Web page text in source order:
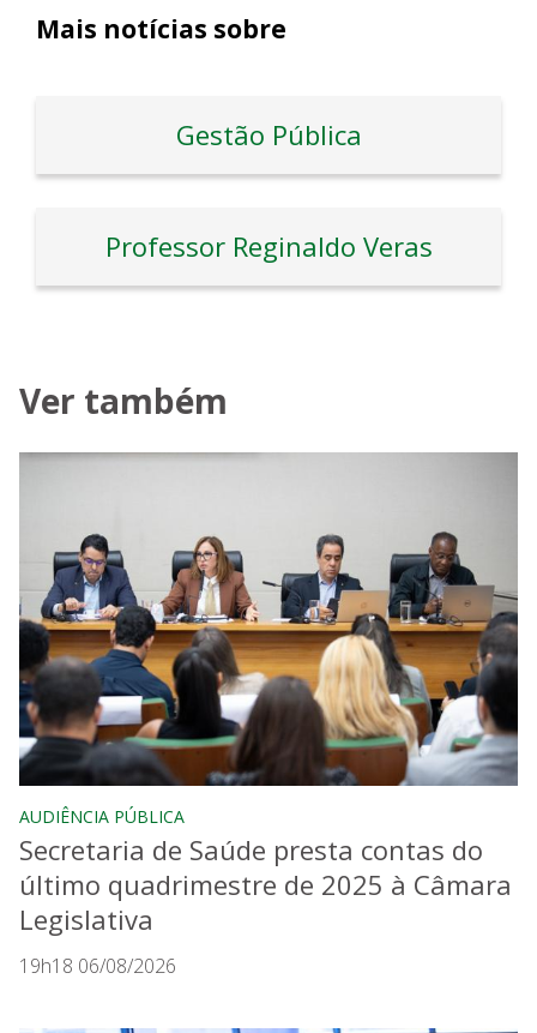
Mais notícias sobre
Gestão Pública
Professor Reginaldo Veras
Ver também
AUDIÊNCIA PÚBLICA
Secretaria de Saúde presta contas do
último quadrimestre de 2025 à Câmara
Legislativa
19h18 06/08/2026